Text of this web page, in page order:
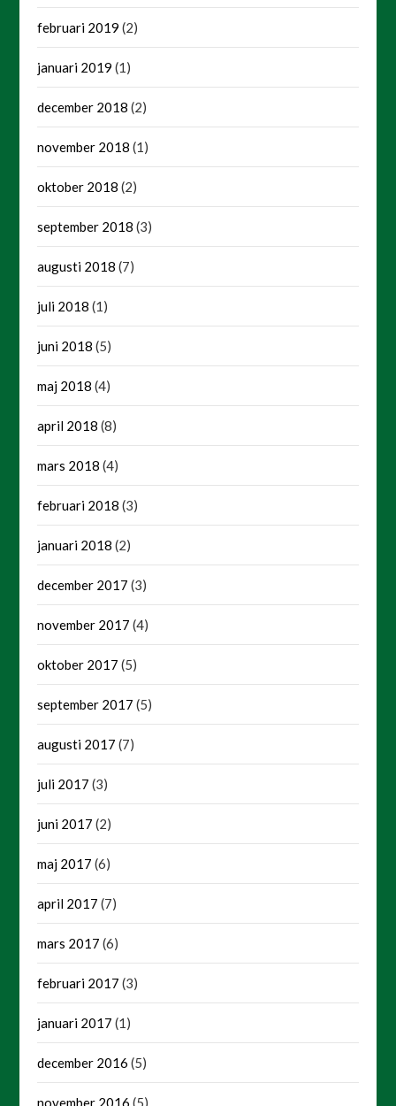
februari 2019 (2)
januari 2019 (1)
december 2018 (2)
november 2018 (1)
oktober 2018 (2)
september 2018 (3)
augusti 2018 (7)
juli 2018 (1)
juni 2018 (5)
maj 2018 (4)
april 2018 (8)
mars 2018 (4)
februari 2018 (3)
januari 2018 (2)
december 2017 (3)
november 2017 (4)
oktober 2017 (5)
september 2017 (5)
augusti 2017 (7)
juli 2017 (3)
juni 2017 (2)
maj 2017 (6)
april 2017 (7)
mars 2017 (6)
februari 2017 (3)
januari 2017 (1)
december 2016 (5)
november 2016 (5)